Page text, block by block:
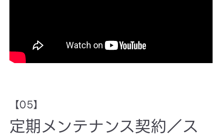
【05】
定期メンテナンス契約／ス